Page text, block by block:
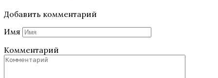
Добавить комментарий
Имя
Комментарий